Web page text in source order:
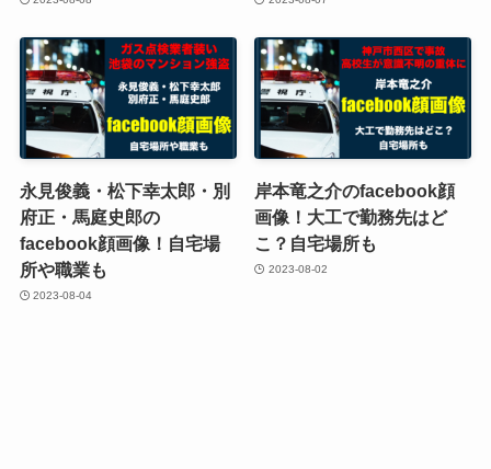
永見俊義・松下幸太郎・別
府正・馬庭史郎の
facebook顔画像！自宅場
所や職業も
2023-08-04
岸本竜之介のfacebook顔
画像！大工で勤務先はど
こ？自宅場所も
2023-08-02